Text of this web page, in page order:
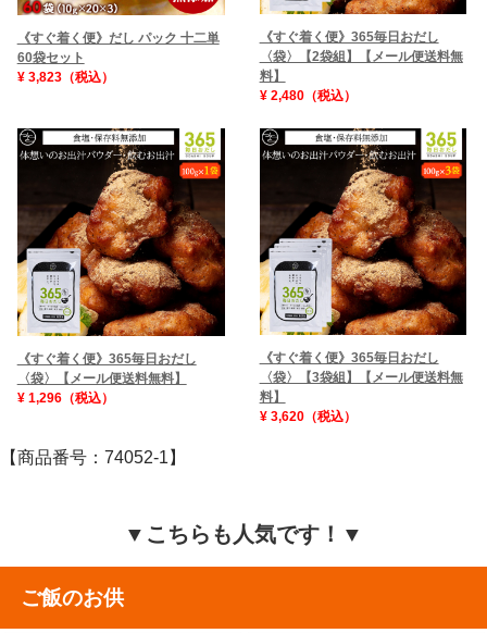
《すぐ着く便》だし パック 十二単
60袋セット
¥ 3,823（税込）
《すぐ着く便》365毎日おだし
〈袋〉【2袋組】【メール便送料無
料】
¥ 2,480（税込）
《すぐ着く便》365毎日おだし
〈袋〉【メール便送料無料】
¥ 1,296（税込）
《すぐ着く便》365毎日おだし
〈袋〉【3袋組】【メール便送料無
料】
¥ 3,620（税込）
【商品番号：74052-1】
▼こちらも人気です！▼
ご飯のお供